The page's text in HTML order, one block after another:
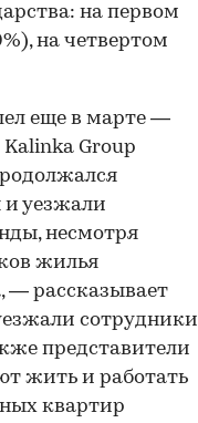
на первом
на четвертом
еще в марте —
Group
и уезжали
несмотря
жилья
— рассказывает
сотрудники
представители
жить и работать
квартир